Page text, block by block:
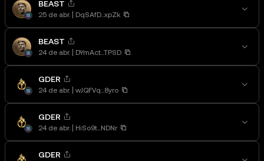
BEAST
25 de abr. DqSAfD...xpZk
BEAST
24 de abr. DYmAct...TPSD
GDER
24 de abr. wJQFVq...8yro
GDER
24 de abr. HiSo9t...NDNr
GDER